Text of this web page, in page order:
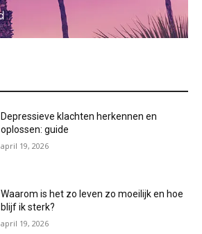
Depressieve klachten herkennen en
oplossen: guide
april 19, 2026
Waarom is het zo leven zo moeilijk en hoe
blijf ik sterk?
april 19, 2026